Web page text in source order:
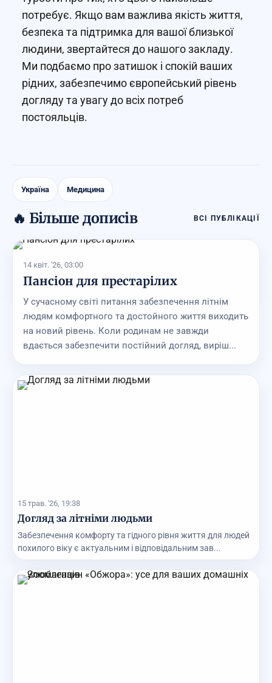
потребує. Якщо вам важлива якість життя,
безпека та підтримка для вашої близької
людини, звертайтеся до нашого закладу.
Ми подбаємо про затишок і спокій ваших
рідних, забезпечимо європейський рівень
догляду та увагу до всіх потреб
постояльців.
Україна Медицина
🔥 Більше дописів ВСІ ПУБЛІКАЦІЇ
14 квіт. '26, 03:00
Пансіон для престарілих
У сучасному світі питання забезпечення літнім
людям комфортного та достойного життя виходить
на новий рівень. Коли родинам не завжди
вдається забезпечити постійний догляд, виріш...
15 трав. '26, 19:38
Догляд за літніми людьми
Забезпечення комфорту та гідного рівня життя для людей
похилого віку є актуальним і відповідальним зав...